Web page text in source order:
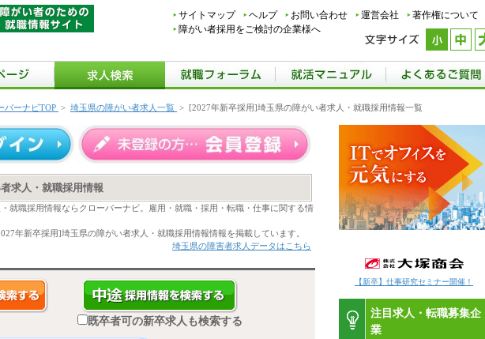
サイトマップ ヘルプ お問い合わせ 運営会社
著作権について
障がい者採用をご検討の企業様へ
バーナビTOP > 埼玉県の障がい者求人一覧 > [2027年新卒採用]埼玉県の障がい者求人・就職採用情報一覧
求人・就職採用情報
就職採用情報ならクローバーナビ。雇用・就職・採用・転職・仕事に関する情
年新卒採用]埼玉県の障がい者求人・就職採用情報情報を掲載しています。
埼玉県の障害者求人データはこちら
既卒者可の新卒求人も検索する
【新卒】仕事研究セミナー開催！
注目求人・転職募集企
業